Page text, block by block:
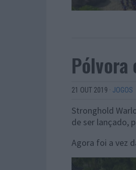
Pólvora
21 OUT 2019 · JOGOS
Stronghold
de ser lançado,
Agora foi a vez